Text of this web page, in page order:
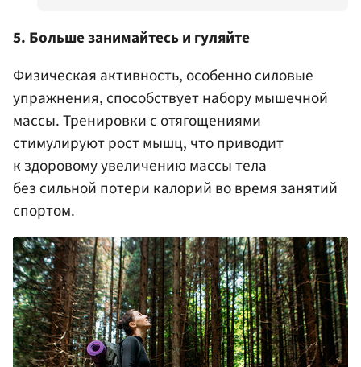
5. Больше занимайтесь и гуляйте
Физическая активность, особенно силовые
упражнения, способствует набору мышечной
массы. Тренировки с отягощениями
стимулируют рост мышц, что приводит
к здоровому увеличению массы тела
без сильной потери калорий во время занятий
спортом.